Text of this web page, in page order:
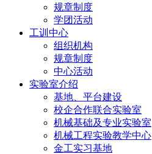
规章制度
学团活动
工训中心
组织机构
规章制度
中心活动
实验室介绍
基地、平台建设
校企合作联合实验室
机械基础及专业实验室
机械工程实验教学中心
金工实习基地